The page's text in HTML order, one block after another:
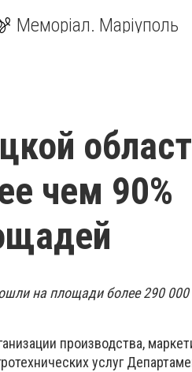
Меморіал. Маріуполь
чем 90%
на площади более 290 000
производства,
услуг